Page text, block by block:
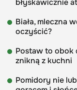
błyskawicznie
Biała, mleczna
oczyścić?
Postaw to obok
znikną z kuchni
Pomidory nie